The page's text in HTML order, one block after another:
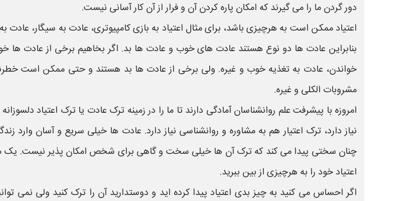
دور گردن ما را می گیرند که امکان پاره کردن آن و فرار از آن کار آسانی نیست.
اعتیاد ممکن است به هرچیزی باشد، برای مثال اعتیاد به بازی کامپیوتری، عادت به سیگار،
بنابراین عادت ها دو نوع هستند عادت های خوب و عادت ها بد. اگر بخاهیم برخی از عادت ها
خواندن، عادت به تغذیه خوب و غیره. ولی برخی از عادت ها بد هستند و حتی ممکن است
مشروبات الکلی و غیره.
امروزه با پیشرفت علم روانشناسان آمادگی دارند تا ما را در زمینه ترک عادت یا ترک اعتیاد
نیاز دارد، ترک اعتیار هم به مشاوره و روانشناسی نیاز دارد. عادت ها خیلی سریع و آسان وارد
چنان سختی پیدا می کند که ترک آن ها خیلی سخت و گاهی برای شخص امکان پذیر نیست. یک
اعتیاد خود را به هرچیزی از بین ببرید.
اگر احساس می کنید به چیز بدی اعتیاد پیدا کرده اید و دوستدارید آن را ترک کنید ولی نمی